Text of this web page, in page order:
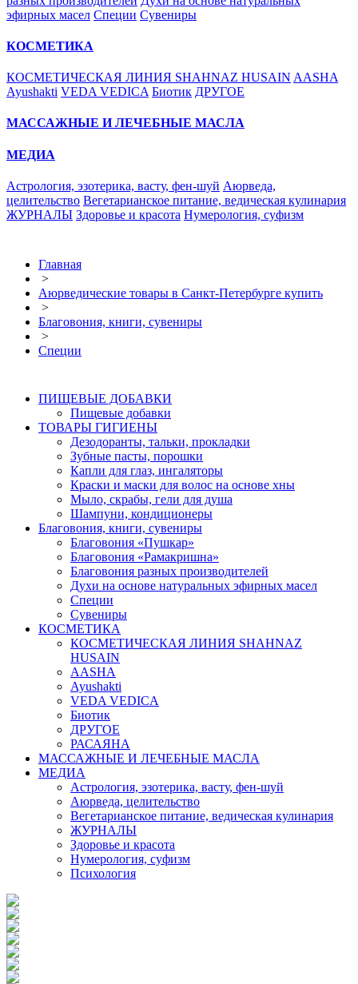
эфирных масел Специи Сувениры
КОСМЕТИКА
КОСМЕТИЧЕСКАЯ ЛИНИЯ SHAHNAZ HUSAIN AASHA
Ayushakti VEDA VEDICA Биотик ДРУГОЕ
МАССАЖНЫЕ И ЛЕЧЕБНЫЕ МАСЛА
МЕДИА
Астрология, эзотерика, васту, фен-шуй Аюрведа,
целительство Вегетарианское питание, ведическая кулинария
ЖУРНАЛЫ Здоровье и красота Нумерология, суфизм
Главная
>
Аюрведические товары в Санкт-Петербурге купить
>
Благовония, книги, сувениры
>
Специи
ПИЩЕВЫЕ ДОБАВКИ
Пищевые добавки
ТОВАРЫ ГИГИЕНЫ
Дезодоранты, тальки, прокладки
Зубные пасты, порошки
Капли для глаз, ингаляторы
Краски и маски для волос на основе хны
Мыло, скрабы, гели для душа
Шампуни, кондиционеры
Благовония, книги, сувениры
Благовония «Пушкар»
Благовония «Рамакришна»
Благовония разных производителей
Духи на основе натуральных эфирных масел
Специи
Сувениры
КОСМЕТИКА
КОСМЕТИЧЕСКАЯ ЛИНИЯ SHAHNAZ
HUSAIN
AASHA
Ayushakti
VEDA VEDICA
Биотик
ДРУГОЕ
РАСАЯНА
МАССАЖНЫЕ И ЛЕЧЕБНЫЕ МАСЛА
МЕДИА
Астрология, эзотерика, васту, фен-шуй
Аюрведа, целительство
Вегетарианское питание, ведическая кулинария
ЖУРНАЛЫ
Здоровье и красота
Нумерология, суфизм
Психология